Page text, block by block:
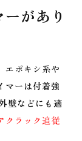
があり
エポキシ系や
マーは付着強
壁などにも適
クラック追従